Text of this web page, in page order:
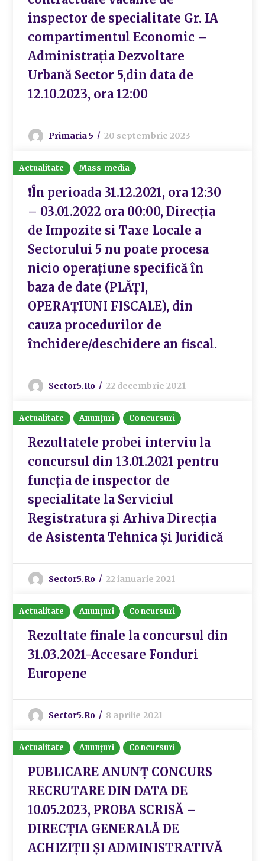
inspector de specialitate Gr. IA
compartimentul Economic –
Administrația Dezvoltare
Urbană Sector 5,din data de
12.10.2023, ora 12:00
Primaria 5 20 septembrie 2023
Actualitate Mass-media
❗În perioada 31.12.2021, ora 12:30
– 03.01.2022 ora 00:00, Direcția
de Impozite si Taxe Locale a
Sectorului 5 nu poate procesa
nicio operațiune specifică în
baza de date (PLĂȚI,
OPERAȚIUNI FISCALE), din
cauza procedurilor de
închidere/deschidere an fiscal.
Sector5.ro 22 decembrie 2021
Actualitate Anunțuri Concursuri
Rezultatele probei interviu la
concursul din 13.01.2021 pentru
funcția de inspector de
specialitate la Serviciul
Registratura și Arhiva Direcția
de Asistenta Tehnica Și Juridică
Sector5.ro 22 ianuarie 2021
Actualitate Anunțuri Concursuri
Rezultate finale la concursul din
31.03.2021-Accesare Fonduri
Europene
Sector5.ro 8 aprilie 2021
Actualitate Anunțuri Concursuri
PUBLICARE ANUNȚ CONCURS
RECRUTARE DIN DATA DE
10.05.2023, PROBA SCRISĂ –
DIRECȚIA GENERALĂ DE
ACHIZIȚII ȘI ADMINISTRATIVĂ